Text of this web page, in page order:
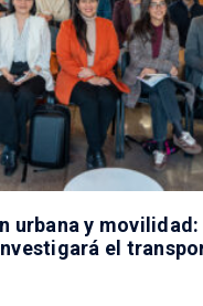
urbana y movilidad:
el